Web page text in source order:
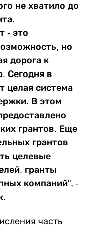
не хватило до
- это
но
дорога к
Сегодня в
целая система
В этом
грантов. Еще
грантов
целевые
гранты
компаний", -
часть